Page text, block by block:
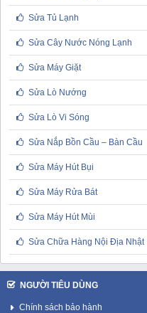
Sửa Tủ Lạnh
Sửa Cây Nước Nóng Lạnh
Sửa Máy Giặt
Sửa Lò Nướng
Sửa Lò Vi Sóng
Sửa Nắp Bồn Cầu – Bàn Cầu
Sửa Máy Hút Bụi
Sửa Máy Rửa Bát
Sửa Máy Hút Mùi
Sửa Chữa Hàng Nội Địa Nhật
NGƯỜI TIÊU DÙNG
Chính sách bảo hành